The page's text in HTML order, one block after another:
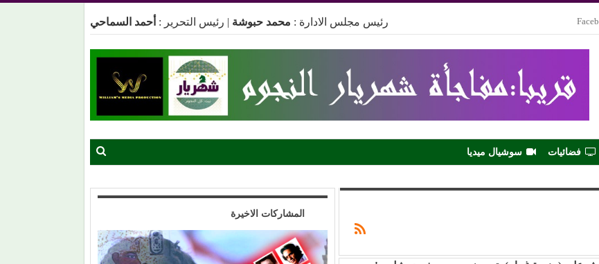
رئيس مجلس الادارة : محمد حبوشة | رئيس التحرير : أحمد السماحي
فضائيات سوشيال ميديا
المشاركات الاخيرة